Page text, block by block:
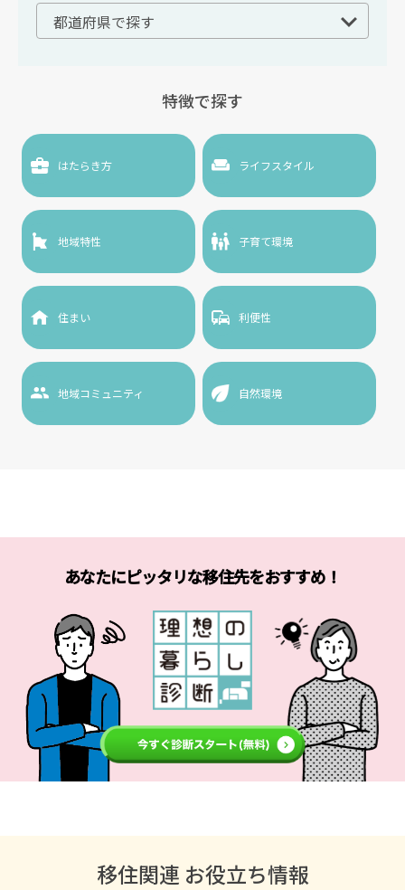
特徴で探す
はたらき方 ライフスタイル
地域特性 子育て環境
住まい 利便性
地域コミュニティ 自然環境
あなたにピッタリな移住先をおすすめ！
移住関連 お役立ち情報